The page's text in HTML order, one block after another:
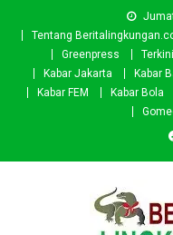
Tentang
Greenpress
Kabar Jakarta
Kabar
Kabar FEM
Kabar Bola